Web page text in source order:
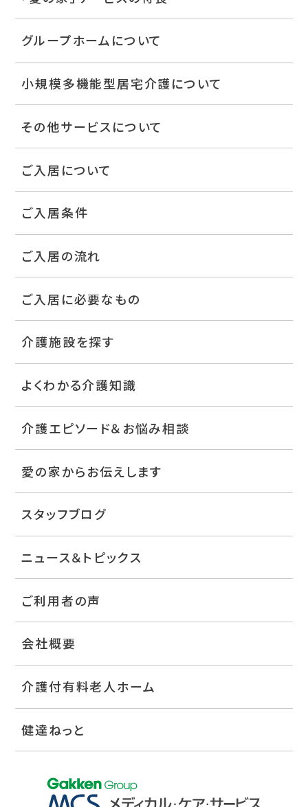
グループホームについて
小規模多機能型居宅介護について
その他サービスについて
ご入居について
ご入居条件
ご入居の流れ
ご入居に必要なもの
介護施設を探す
よくわかる介護知識
介護エピソード＆お悩み相談
愛の家からお伝えします
スタッフブログ
ニュース＆トピックス
ご利用者の声
会社概要
介護付有料老人ホーム
健達ねっと